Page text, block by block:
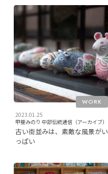
2023.01.25
WORK
甲斐みのり 中部伝統通信（アーカイブ）
古い街並みは、素敵な風景がい
っぱい